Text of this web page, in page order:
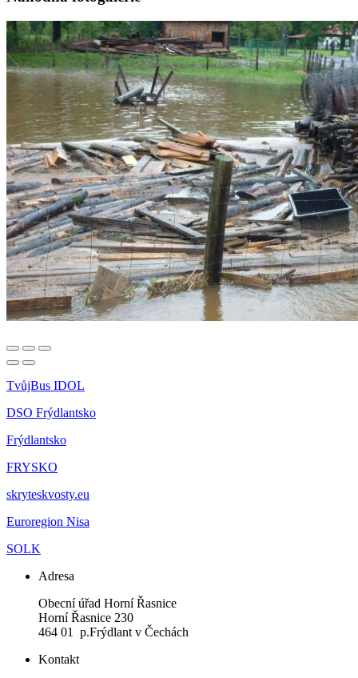
TvůjBus IDOL
DSO Frýdlantsko
Frýdlantsko
FRYSKO
skryteskvosty.eu
Euroregion Nisa
SOLK
Adresa
Obecní úřad Horní Řasnice
Horní Řasnice 230
464 01 p.Frýdlant v Čechách
Kontakt